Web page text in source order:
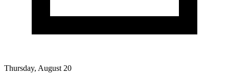
Thursday, August 20